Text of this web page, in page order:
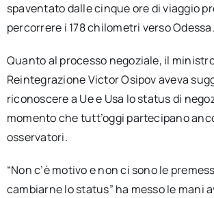
spaventato dalle cinque ore di viaggio
percorrere i 178 chilometri verso Odessa.
Quanto al processo negoziale, il
Reintegrazione Victor Osipov aveva
riconoscere a Ue e Usa lo status di
momento che tutt’oggi partecipano
osservatori.
“Non c’è motivo e non ci sono le
cambiarne lo status” ha messo le mani